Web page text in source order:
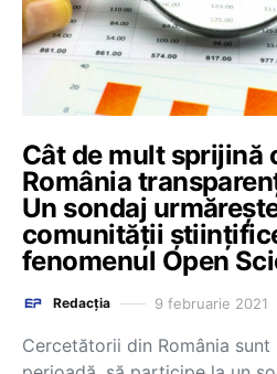
Cât de mult sprijină
România
Un sondaj
comunității
fenomenul Open
Redacția 9 februarie 2021
Cercetătorii din România